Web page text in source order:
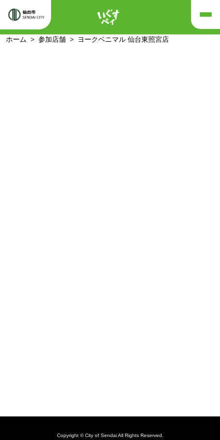
ホーム 参加店舗 ヨークベニマル 仙台東照宮店
Copyright © City of Sendai All Rights Reserved.